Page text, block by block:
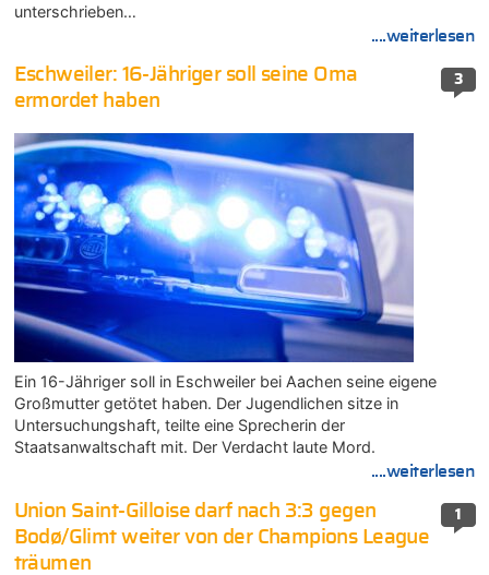
unterschrieben…
....weiterlesen
3
Eschweiler: 16-Jähriger soll seine Oma
ermordet haben
Ein 16-Jähriger soll in Eschweiler bei Aachen seine eigene
Großmutter getötet haben. Der Jugendlichen sitze in
Untersuchungshaft, teilte eine Sprecherin der
Staatsanwaltschaft mit. Der Verdacht laute Mord.
....weiterlesen
1
Union Saint-Gilloise darf nach 3:3 gegen
Bodø/Glimt weiter von der Champions League
träumen